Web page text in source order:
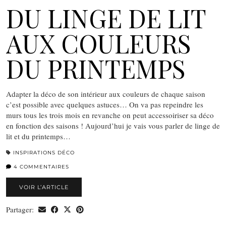
DU LINGE DE LIT
AUX COULEURS
DU PRINTEMPS
Adapter la déco de son intérieur aux couleurs de chaque saison
c’est possible avec quelques astuces… On va pas repeindre les
murs tous les trois mois en revanche on peut accessoiriser sa déco
en fonction des saisons ! Aujourd’hui je vais vous parler de linge de
lit et du printemps…
INSPIRATIONS DÉCO
4 COMMENTAIRES
VOIR L’ARTICLE
Partager: